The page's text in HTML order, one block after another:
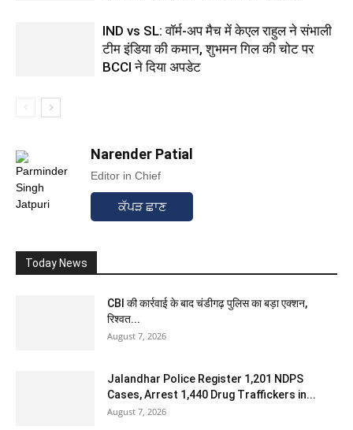
IND vs SL: वॉर्म-अप मैच में केएल राहुल ने संभाली
टीम इंडिया की कमान, शुभमन गिल की चोट पर
BCCI ने दिया अपडेट
Narender Patial
Editor in Chief
ਕੱਪੜ ਛਾਣ
Today News
CBI की कार्रवाई के बाद चंडीगढ़ पुलिस का बड़ा एक्शन,
रिश्वत...
August 7, 2026
Jalandhar Police Register 1,201 NDPS
Cases, Arrest 1,440 Drug Traffickers in...
August 7, 2026